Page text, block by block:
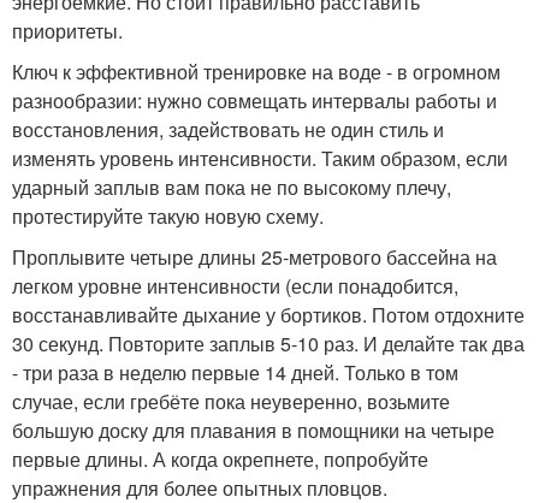
приоритеты.
Ключ к эффективной тренировке на воде - в огромном
разнообразии: нужно совмещать интервалы работы и
восстановления, задействовать не один стиль и
изменять уровень интенсивности. Таким образом, если
ударный заплыв вам пока не по высокому плечу,
протестируйте такую новую схему.
Проплывите четыре длины 25-метрового бассейна на
легком уровне интенсивности (если понадобится,
восстанавливайте дыхание у бортиков. Потом отдохните
30 секунд. Повторите заплыв 5-10 раз. И делайте так два
- три раза в неделю первые 14 дней. Только в том
случае, если гребёте пока неуверенно, возьмите
большую доску для плавания в помощники на четыре
первые длины. А когда окрепнете, попробуйте
упражнения для более опытных пловцов.